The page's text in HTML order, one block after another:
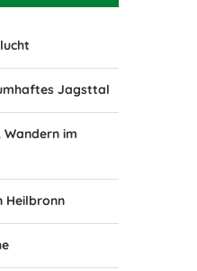
Jagsttal
Wandern im
Heilbronn